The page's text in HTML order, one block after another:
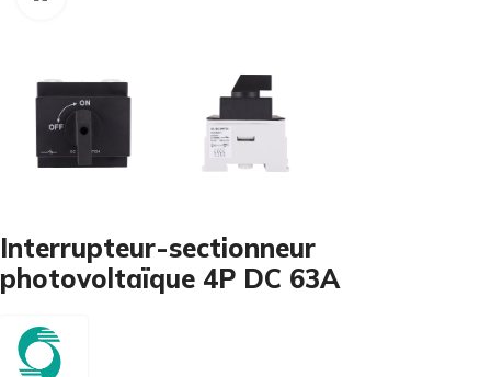
Interrupteur-sectionneur
photovoltaïque 4P DC 63A